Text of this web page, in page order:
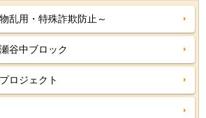
乱用・特殊詐欺防止～
谷中ブロック
ロジェクト